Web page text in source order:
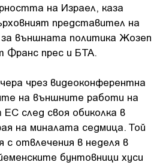
на Израел, каза
представител на
за външната политика Жозеп
Франс прес и БТА.
чрез видеоконферентна
на външните работи на
след своя обиколка в
на миналата седмица. Той
с отвлечения в неделя в
бунтовници хуси